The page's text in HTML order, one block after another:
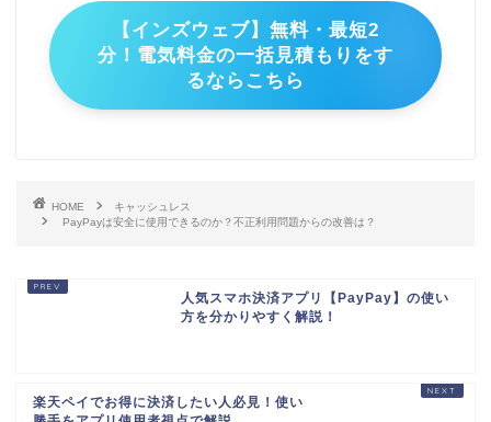
【インズウェブ】無料・最短2
分！電気料金の一括見積もりをす
るならこちら
HOME
キャッシュレス
PayPayは安全に使用できるのか？不正利用問題からの改善は？
人気スマホ決済アプリ【PayPay】の使い
方を分かりやすく解説！
楽天ペイでお得に決済したい人必見！使い